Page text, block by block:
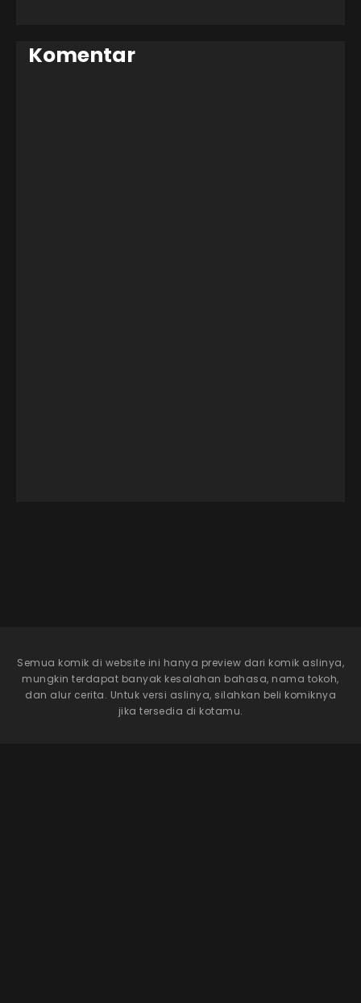
Komentar
Semua komik di website ini hanya preview dari komik aslinya,
mungkin terdapat banyak kesalahan bahasa, nama tokoh,
dan alur cerita. Untuk versi aslinya, silahkan beli komiknya
jika tersedia di kotamu.